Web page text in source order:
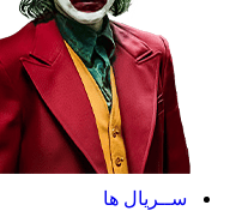
ســریال ها